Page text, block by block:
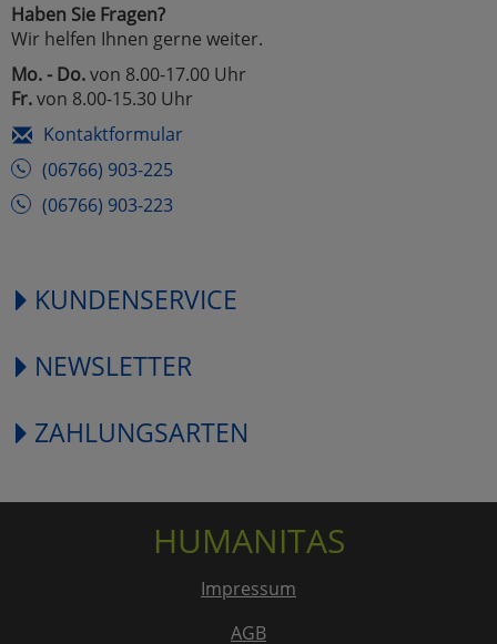
Haben Sie Fragen?
Wir helfen Ihnen gerne weiter.
Mo. - Do.von 8.00-17.00 Uhr
Fr.von 8.00-15.30 Uhr
Kontaktformular
(06766) 903-225
(06766) 903-223
KUNDENSERVICE
NEWSLETTER
ZAHLUNGSARTEN
HUMANITAS
Impressum
AGB